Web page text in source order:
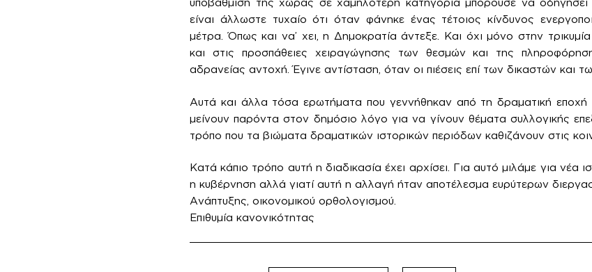
υποβάθμιση της χώρας σε χαμηλότερη κατηγορία μπορούσε να οδηγήσει
είναι άλλωστε τυχαίο ότι όταν φάνηκε ένας τέτοιος κίνδυνος
μέτρα. Όπως και να’ χει, η Δημοκρατία άντεξε. Και όχι μόνο στην
και στις προσπάθειες χειραγώγησης των θεσμών και της
αδρανείας αντοχή. Έγινε αντίσταση, όταν οι πιέσεις επί των δικαστών και
Αυτά και άλλα τόσα ερωτήματα που γεννήθηκαν από τη δραματική εποχή
μείνουν παρόντα στον δημόσιο λόγο για να γίνουν θέματα συλλογικής
τρόπο που τα βιώματα δραματικών ιστορικών περιόδων καθιζάνουν στις
Κατά κάπιο τρόπο αυτή η διαδικασία έχει αρχίσει. Για αυτό μιλάμε για νέα
η κυβέρνηση αλλά γιατί αυτή η αλλαγή ήταν αποτέλεσμα ευρύτερων
Ανάπτυξης, οικονομικού ορθολογισμού.
Επιθυμία κανονικότητας